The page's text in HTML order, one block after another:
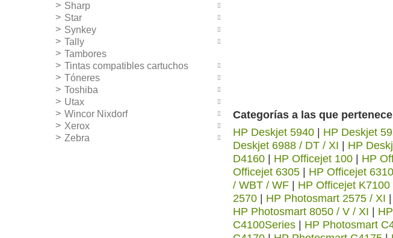
Sharp
Star
Synkey
Tally
Tambores
Tintas compatibles cartuchos
Tóneres
Toshiba
Utax
Wincor Nixdorf
Xerox
Zebra
Categorías a las que
HP Deskjet 5940
HP Deskjet
Deskjet 6988 / DT / XI
HP
D4160
HP Officejet 100 HP
Officejet 6305
HP Officejet
/ WBT / WF
HP Officejet K7100
2570
HP Photosmart 2575 / XI
HP Photosmart 8050 / V / XI
C4100Series
HP Photosmart